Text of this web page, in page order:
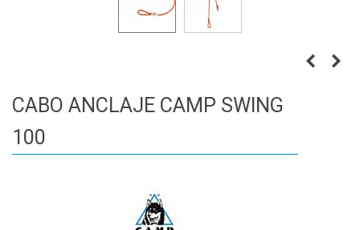
CABO ANCLAJE CAMP SWING
100